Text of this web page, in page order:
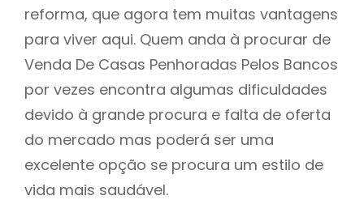
reforma, que agora tem muitas vantagens
para viver aqui. Quem anda à procurar de
Venda De Casas Penhoradas Pelos Bancos
por vezes encontra algumas dificuldades
devido à grande procura e falta de oferta
do mercado mas poderá ser uma
excelente opção se procura um estilo de
vida mais saudável.